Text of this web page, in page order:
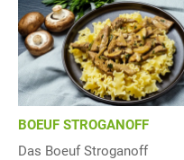
BOEUF STROGANOFF
Das Boeuf Stroganoff